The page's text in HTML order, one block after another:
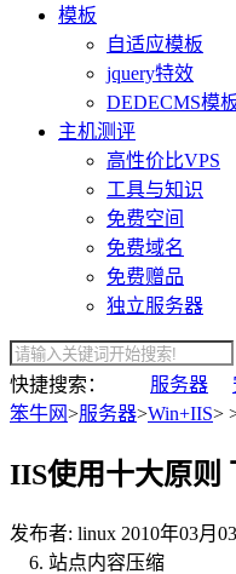
模板
自适应模板
jquery特效
DEDECMS模
主机测评
高性价比VPS
工具与知识
免费空间
免费域名
免费赠品
独立服务器
快捷搜索： 服务器
笨牛网>服务器>Win+IIS>
IIS使用十大原则
发布者: linux 2010年03月
6. 站点内容压缩